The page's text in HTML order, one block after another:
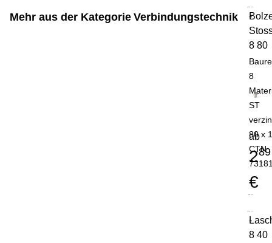
Mehr aus der Kategorie Verbindungstechnik
8 80
-
8
ST
80 x
CTN
ab
289
€
8 40
-